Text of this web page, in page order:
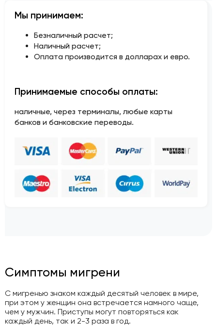
Мы принимаем:
Безналичный расчет;
Наличный расчет;
Оплата производится в долларах и евро.
Принимаемые способы оплаты:
наличные, через терминалы, любые карты
банков и банковские переводы.
Симптомы мигрени
С мигренью знаком каждый десятый человек в мире,
при этом у женщин она встречается намного чаще,
чем у мужчин. Приступы могут повторяться как
каждый день, так и 2-3 раза в год.